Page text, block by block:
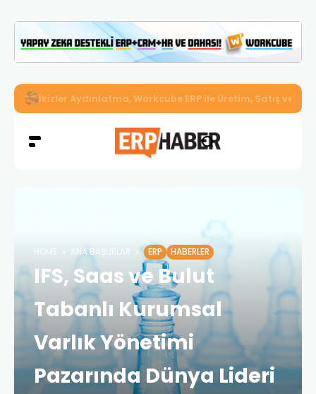
İkizler Aydınlatma, Workcube ERP ile Üretim, Satış ve
HOME ANA BAŞLIKLAR ERP HABERLER
IFS, Saas ve Bulut
Tabanlı Kurumsal
Varlık Yönetimi
Pazarında Dünya Lideri